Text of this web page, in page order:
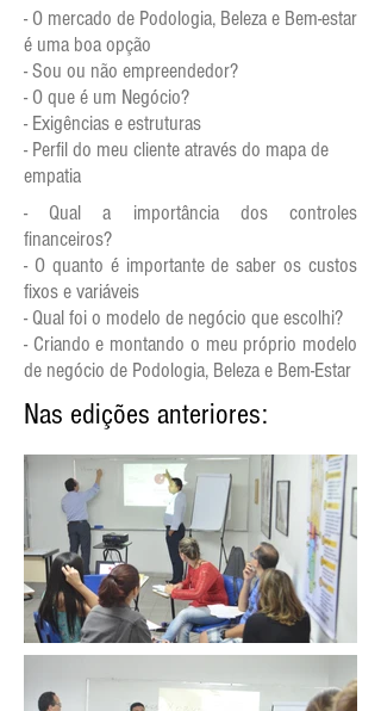
- O mercado de Podologia, Beleza e Bem-estar
é uma boa opção
- Sou ou não empreendedor?
- O que é um Negócio?
- Exigências e estruturas
- Perfil do meu cliente através do mapa de
empatia
- Qual a importância dos controles
financeiros?
- O quanto é importante de saber os custos
fixos e variáveis
- Qual foi o modelo de negócio que escolhi?
- Criando e montando o meu próprio modelo
de negócio de Podologia, Beleza e Bem-Estar
Nas edições anteriores: